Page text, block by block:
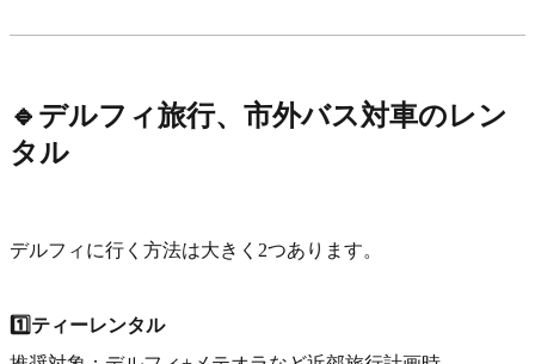
🔹デルフィ旅行、市外バス対車のレン
タル
デルフィに行く方法は大きく2つあります。
1️⃣ティーレンタル